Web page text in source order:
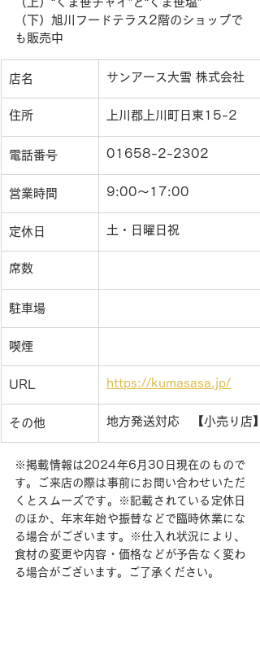
（下）旭川フードテラス2階のショップで
も販売中
店名 サンアース大雪 株式会社
住所 上川郡上川町日東15-2
電話番号 01658-2-2302
営業時間 9:00〜17:00
定休日 土・日曜日祝
席数
駐車場
喫煙
URL https://kumasasa.jp/
その他 地方発送対応　【小売り
※掲載情報は2024年6月30日現在のもので
す。ご来店の際は事前にお問い合わせいただ
くとスムーズです。※記載されている定休日
のほか、年末年始や振替などで臨時休業にな
る場合がございます。※仕入れ状況により、
食材の変更や内容・価格などが予告なく変わ
る場合がございます。ご了承ください。